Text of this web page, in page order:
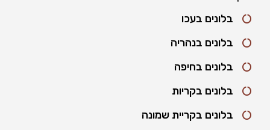
בלונים בעכו
בלונים בנהריה
בלונים בחיפה
בלונים בקריות
בלונים בקריית שמונה